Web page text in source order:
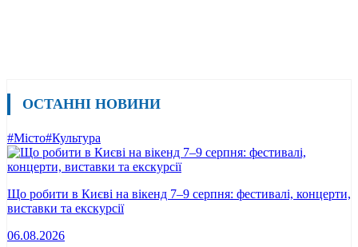
ОСТАННІ НОВИНИ
#Місто#Культура
Що робити в Києві на вікенд 7–9 серпня: фестивалі, концерти,
виставки та екскурсії
06.08.2026